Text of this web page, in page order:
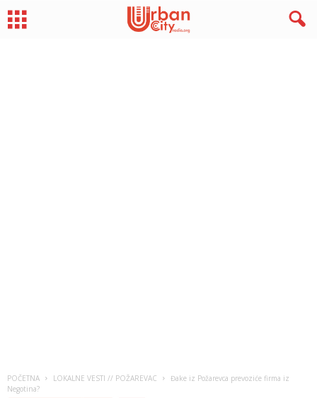
POČETNA LOKALNE VESTI // POŽAREVAC
Đake iz Požarevca prevoziće firma iz
Negotina?